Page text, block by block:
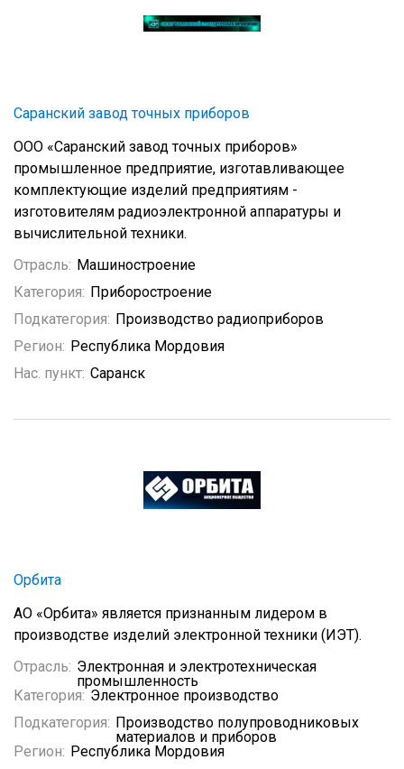
Саранский завод точных приборов
ООО «Саранский завод точных приборов»
промышленное предприятие, изготавливающее
комплектующие изделий предприятиям -
изготовителям радиоэлектронной аппаратуры и
вычислительной техники.
Отрасль: Машиностроение
Категория: Приборостроение
Подкатегория: Производство радиоприборов
Регион: Республика Мордовия
Нас. пункт: Саранск
Орбита
АО «Орбита» является признанным лидером в
производстве изделий электронной техники (ИЭТ).
Отрасль: Электронная и электротехническая
промышленность
Категория: Электронное производство
Подкатегория: Производство полупроводниковых
материалов и приборов
Регион: Республика Мордовия